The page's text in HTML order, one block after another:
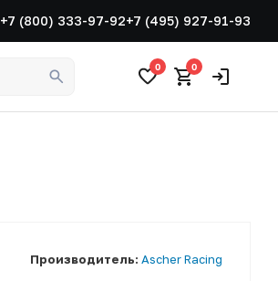
+7 (800) 333-97-92+7 (495) 927-91-93
0 0
Производитель: Ascher Racing